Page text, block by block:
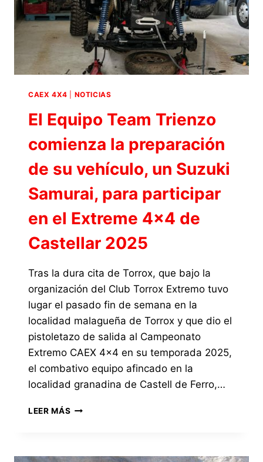
LA
CATEGORÍA
PROTO
CAEX 4X4 NOTICIAS
El Equipo Team Trienzo
comienza la preparación
de su vehículo, un Suzuki
Samurai, para participar
en el Extreme 4×4 de
Castellar 2025
Tras la dura cita de Torrox, que bajo la
organización del Club Torrox Extremo tuvo
lugar el pasado fin de semana en la
localidad malagueña de Torrox y que dio el
pistoletazo de salida al Campeonato
Extremo CAEX 4×4 en su temporada 2025,
el combativo equipo afincado en la
localidad granadina de Castell de Ferro,…
LEER MÁS
COMIENZA